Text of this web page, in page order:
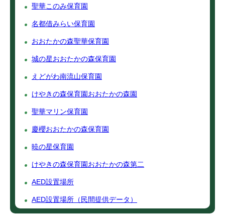
聖華このみ保育園
名都借みらい保育園
おおたかの森聖華保育園
城の星おおたかの森保育園
えどがわ南流山保育園
けやきの森保育園おおたかの森園
聖華マリン保育園
慶櫻おおたかの森保育園
暁の星保育園
けやきの森保育園おおたかの森第二
AED設置場所
AED設置場所（民間提供データ）